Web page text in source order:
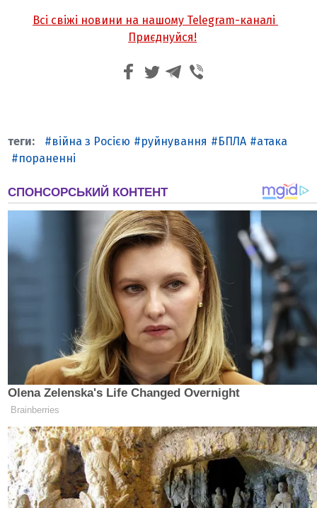
Всі свіжі новини на нашому Telegram-каналі
Приєднуйся!
війна з Росією руйнування БПЛА
атака
пораненні